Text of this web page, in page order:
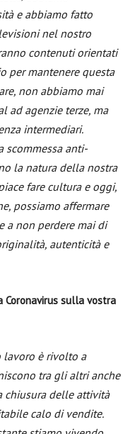
e abbiamo fatto
nel nostro
contenuti orientati
per mantenere questa
non abbiamo mai
ad agenzie terze, ma
intermediari.
scommessa anti-
la natura della nostra
fare cultura e oggi,
possiamo affermare
a non perdere mai di
autenticità e
Coronavirus sulla vostra
lavoro è rivolto a
tra gli altri anche
chiusura delle attività
calo di vendite.